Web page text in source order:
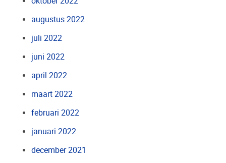
augustus 2022
juli 2022
juni 2022
april 2022
maart 2022
februari 2022
januari 2022
december 2021